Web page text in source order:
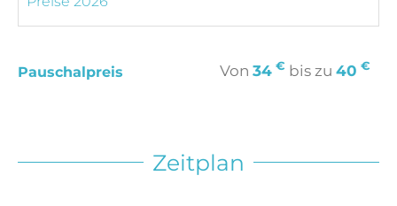
Pauschalpreis Von 34 € bis zu 40 €
Zeitplan